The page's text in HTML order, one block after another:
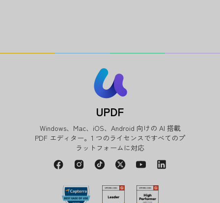
UPDF
Windows、Mac、iOS、Android 向けの AI 搭載
PDF エディター。1 つのライセンスですべてのプ
ラットフォームに対応